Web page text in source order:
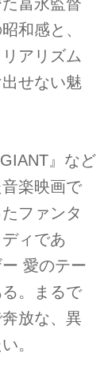
和感と、
アリズム
せない魅
』など
楽映画で
ファンタ
ィであ
愛のテー
。まるで
放な、異
。